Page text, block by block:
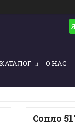
КАТАЛОГ О НАС
Сопло